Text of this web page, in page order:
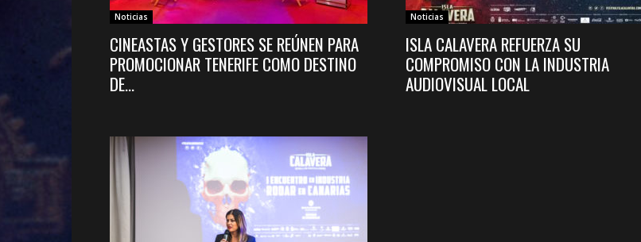
Noticias
CINEASTAS Y GESTORES SE REÚNEN PARA
PROMOCIONAR TENERIFE COMO DESTINO
DE...
Noticias
ISLA CALAVERA REFUERZA SU
COMPROMISO CON LA INDUSTRIA
AUDIOVISUAL LOCAL